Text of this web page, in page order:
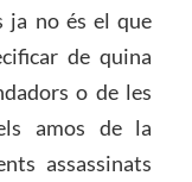
ja no és el que
de quina
o de les
amos de la
assassinats